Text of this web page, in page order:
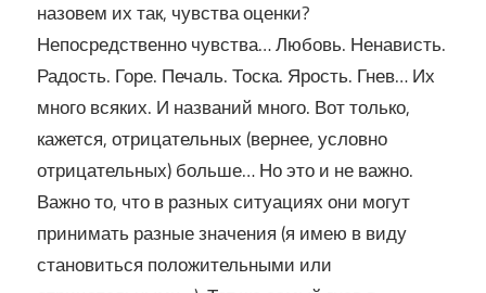
назовем их так, чувства оценки?
Непосредственно чувства… Любовь. Ненависть.
Радость. Горе. Печаль. Тоска. Ярость. Гнев… Их
много всяких. И названий много. Вот только,
кажется, отрицательных (вернее, условно
отрицательных) больше… Но это и не важно.
Важно то, что в разных ситуациях они могут
принимать разные значения (я имею в виду
становиться положительными или